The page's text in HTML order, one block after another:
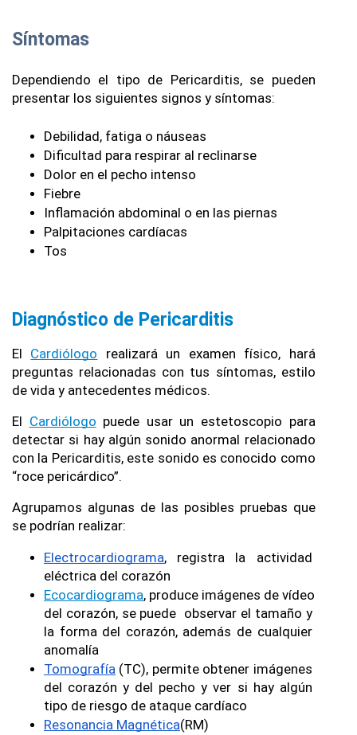
Síntomas
Dependiendo el tipo de Pericarditis, se pueden
presentar los siguientes signos y síntomas:
Debilidad, fatiga o náuseas
Dificultad para respirar al reclinarse
Dolor en el pecho intenso
Fiebre
Inflamación abdominal o en las piernas
Palpitaciones cardíacas
Tos
Diagnóstico de Pericarditis
El Cardiólogo realizará un examen físico, hará
preguntas relacionadas con tus síntomas, estilo
de vida y antecedentes médicos.
El Cardiólogo puede usar un estetoscopio para
detectar si hay algún sonido anormal relacionado
con la Pericarditis, este sonido es conocido como
“roce pericárdico”.
Agrupamos algunas de las posibles pruebas que
se podrían realizar:
Electrocardiograma, registra la actividad
eléctrica del corazón
Ecocardiograma, produce imágenes de vídeo
del corazón, se puede  observar el tamaño y
la forma del corazón, además de cualquier
anomalía
Tomografía (TC), permite obtener imágenes
del corazón y del pecho y ver si hay algún
tipo de riesgo de ataque cardíaco
Resonancia Magnética(RM)